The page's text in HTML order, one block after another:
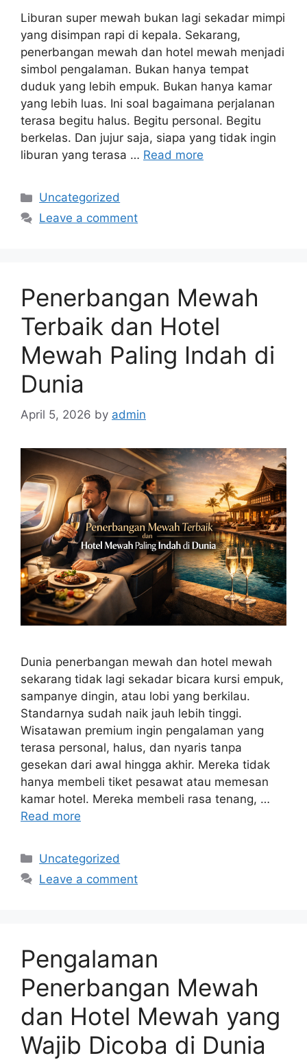
Liburan super mewah bukan lagi sekadar mimpi
yang disimpan rapi di kepala. Sekarang,
penerbangan mewah dan hotel mewah menjadi
simbol pengalaman. Bukan hanya tempat
duduk yang lebih empuk. Bukan hanya kamar
yang lebih luas. Ini soal bagaimana perjalanan
terasa begitu halus. Begitu personal. Begitu
berkelas. Dan jujur saja, siapa yang tidak ingin
liburan yang terasa … Read more
Categories
Uncategorized
Leave a comment
Penerbangan Mewah
Terbaik dan Hotel
Mewah Paling Indah di
Dunia
April 5, 2026 by admin
Dunia penerbangan mewah dan hotel mewah
sekarang tidak lagi sekadar bicara kursi empuk,
sampanye dingin, atau lobi yang berkilau.
Standarnya sudah naik jauh lebih tinggi.
Wisatawan premium ingin pengalaman yang
terasa personal, halus, dan nyaris tanpa
gesekan dari awal hingga akhir. Mereka tidak
hanya membeli tiket pesawat atau memesan
kamar hotel. Mereka membeli rasa tenang, …
Read more
Categories
Uncategorized
Leave a comment
Pengalaman
Penerbangan Mewah
dan Hotel Mewah yang
Wajib Dicoba di Dunia